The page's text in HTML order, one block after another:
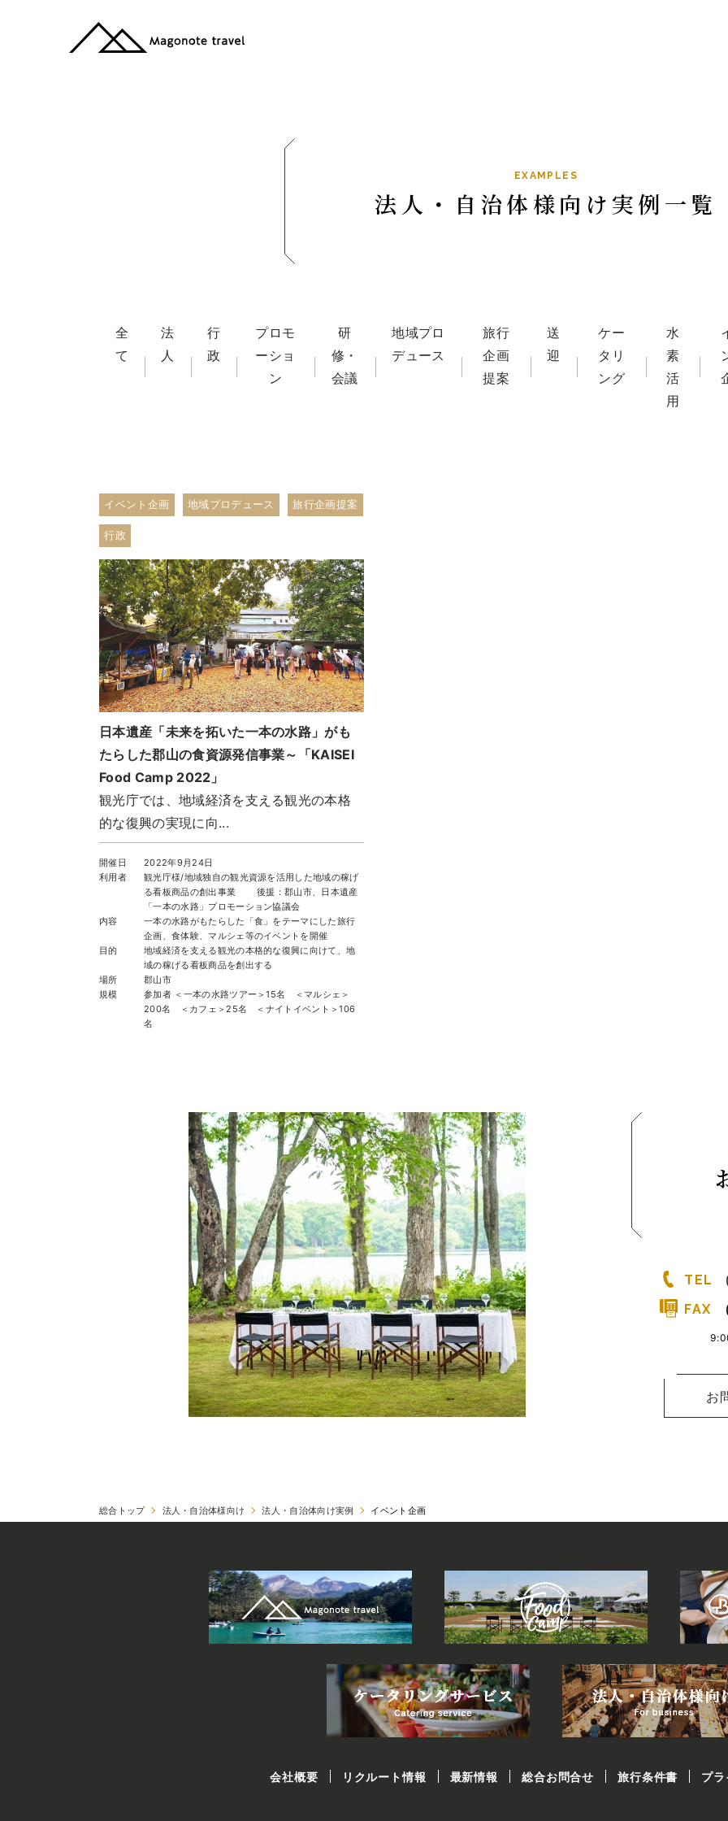
孫の手トラベ
EXAMPLES
法人・自治体様向け実例一覧
全
て
法
人
行
政
プロモ
ーショ
ン
研
修・
会議
地域プロ
デュース
旅行
企画
提案
送
迎
ケー
タリ
ング
水
素
活
用
イベント企画 地域プロデュース 旅行企画提案
行政
日本遺産「未来を拓いた一本の水路」がも
たらした郡山の食資源発信事業～「KAISEI
Food Camp 2022」
観光庁では、地域経済を支える観光の本格
的な復興の実現に向...
開催日
2022年9月24日
利用者
観光庁様/地域独自の観光資源を活用した地域の稼げ
る看板商品の創出事業 後援：郡山市、日本遺産
「一本の水路」プロモーション協議会
内容
一本の水路がもたらした「食」をテーマにした旅行
企画、食体験、マルシェ等のイベントを開催
目的
地域経済を支える観光の本格的な復興に向けて、地
域の稼げる看板商品を創出する
場所
郡山市
規模
参加者 ＜一本の水路ツアー＞15名 ＜マルシェ＞
200名 ＜カフェ＞25名 ＜ナイトイベント＞106
名
TEL
FAX
お
総合トップ 法人・自治体様向け 法人・自治体向け実例 イベント企画
会社概要 リクルート情報 最新情報 総合お問合せ 旅行条件書 プ